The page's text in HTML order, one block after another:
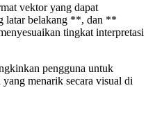
vektor yang dapat
latar belakang **, dan **
tingkat interpretasi
pengguna untuk
menarik secara visual di